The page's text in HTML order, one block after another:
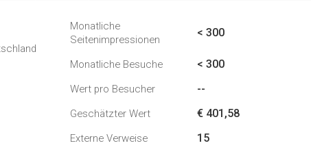
Monatliche
Seitenimpressionen
< 300
Monatliche Besuche < 300
Wert pro Besucher --
Geschätzter Wert € 401,58
Externe Verweise 15